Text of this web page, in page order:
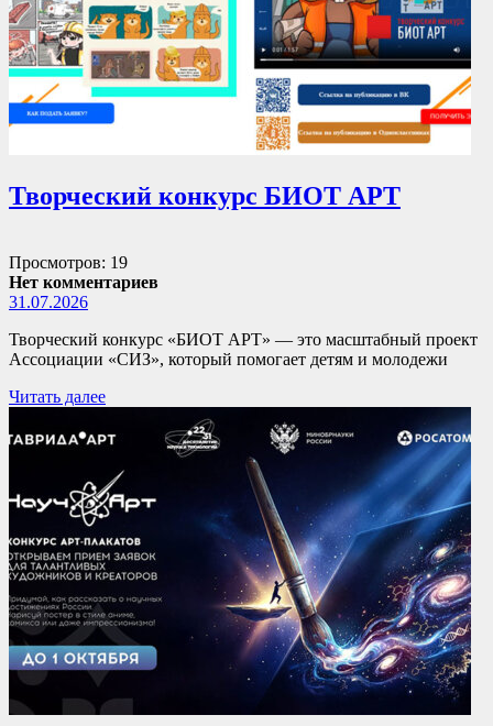
Творческий конкурс БИОТ АРТ
Просмотров: 19
Нет комментариев
31.07.2026
Творческий конкурс «БИОТ АРТ» — это масштабный проект
Ассоциации «СИЗ», который помогает детям и молодежи
Читать далее